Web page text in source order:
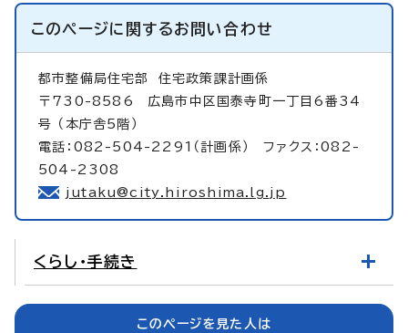
このページに関するお問い合わせ
都市整備局住宅部 住宅政策課計画係
〒730-8586 広島市中区国泰寺町一丁目6番34
号 （本庁舎5階）
電話：082-504-2291（計画係） ファクス：082-
504-2308
jutaku@city.hiroshima.lg.jp
くらし・手続き
このページを見た人は